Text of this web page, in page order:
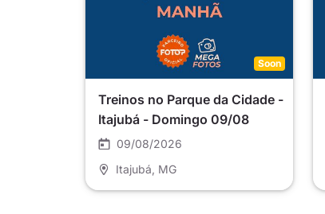
Soon
Treinos no Parque da Cidade -
Itajubá - Domingo 09/08
09/08/2026
Itajubá , MG